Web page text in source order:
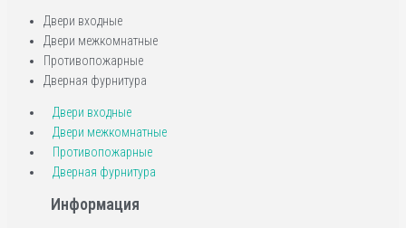
Двери входные
Двери межкомнатные
Противопожарные
Дверная фурнитура
Двери входные
Двери межкомнатные
Противопожарные
Дверная фурнитура
Информация